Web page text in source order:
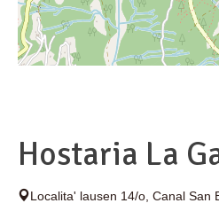
Hostaria La
Localita' lausen 14/o, Canal San